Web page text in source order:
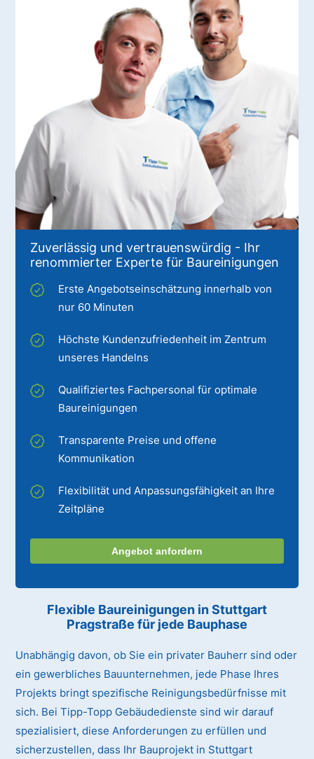
Zuverlässig und vertrauenswürdig - Ihr
renommierter Experte für Baureinigungen
Erste Angebotseinschätzung innerhalb von
nur 60 Minuten
Höchste Kundenzufriedenheit im Zentrum
unseres Handelns
Qualifiziertes Fachpersonal für optimale
Baureinigungen
Transparente Preise und offene
Kommunikation
Flexibilität und Anpassungsfähigkeit an Ihre
Zeitpläne
Angebot anfordern
Flexible Baureinigungen in Stuttgart
Pragstraße für jede Bauphase
Unabhängig davon, ob Sie ein privater Bauherr sind oder
ein gewerbliches Bauunternehmen, jede Phase Ihres
Projekts bringt spezifische Reinigungsbedürfnisse mit
sich. Bei Tipp-Topp Gebäudedienste sind wir darauf
spezialisiert, diese Anforderungen zu erfüllen und
sicherzustellen, dass Ihr Bauprojekt in Stuttgart